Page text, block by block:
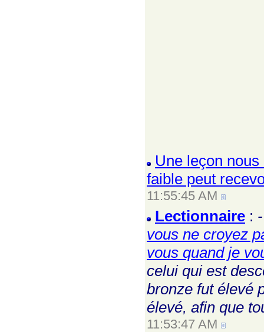
Une leçon
faible peut
11:55:45 AM
Lectionnaire :
vous ne croyez
vous quand je
celui qui est
bronze fut élevé
élevé, afin que
11:53:47 AM